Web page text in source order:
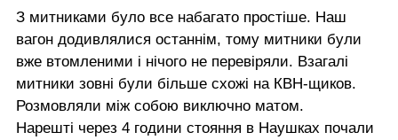
З митниками було все набагато простіше. Наш
вагон додивлялися останнім, тому митники були
вже втомленими і нічого не перевіряли. Взагалі
митники зовні були більше схожі на КВН-щиков.
Розмовляли між собою виключно матом.
Нарешті через 4 години стояння в Наушках почали